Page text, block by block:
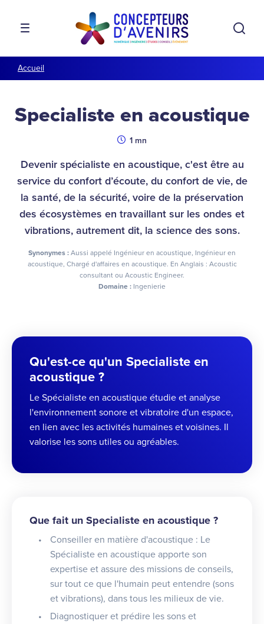
Aller au contenu
Aller à la navigation
MENU
Accueil
Specialiste en acoustique
Durée
1 mn
Devenir spécialiste en acoustique, c'est être au
service du confort d’écoute, du confort de vie, de
la santé, de la sécurité, voire de la préservation
des écosystèmes en travaillant sur les ondes et
vibrations, autrement dit, la science des sons.
Synonymes : Aussi appelé Ingénieur en acoustique, Ingénieur en
acoustique, Chargé d'affaires en acoustique. En Anglais : Acoustic
consultant ou Acoustic Engineer.
Domaine : Ingenierie
Qu'est-ce qu'un Specialiste en
acoustique ?
Le Spécialiste en acoustique étudie et analyse
l'environnement sonore et vibratoire d'un espace,
en lien avec les activités humaines et voisines. Il
valorise les sons utiles ou agréables.
Que fait un Specialiste en acoustique ?
Conseiller en matière d'acoustique : Le
Spécialiste en acoustique apporte son
expertise et assure des missions de conseils,
sur tout ce que l'humain peut entendre (sons
et vibrations), dans tous les milieux de vie.
Diagnostiquer et prédire les sons et